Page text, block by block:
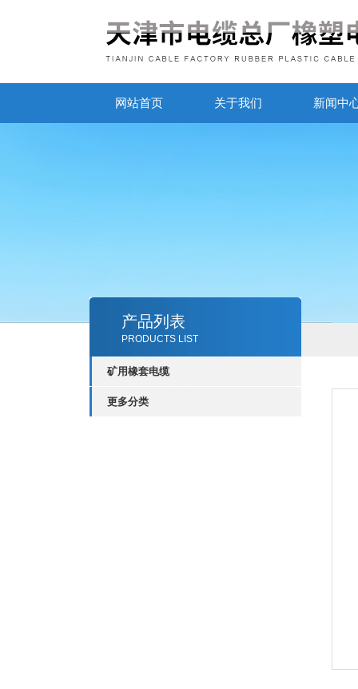
网站首页 关于我们 新闻中
产品列表
PRODUCTS LIST
矿用橡套电缆
更多分类